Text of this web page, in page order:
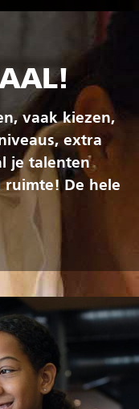
vaak kiezen,
extra
je talenten
De hele